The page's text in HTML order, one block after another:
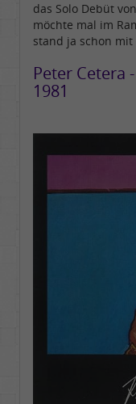
das Solo Debüt
möchte mal im
stand ja schon mit
Peter Cetera
1981